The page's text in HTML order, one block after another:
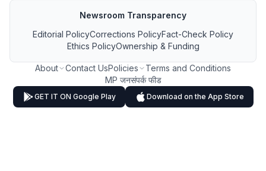
Newsroom Transparency
Editorial PolicyCorrections PolicyFact-Check Policy
Ethics PolicyOwnership & Funding
About Contact UsPolicies
Terms and Conditions
MP जनसंपर्क फीड
GET IT ON Google Play Download on the App Store